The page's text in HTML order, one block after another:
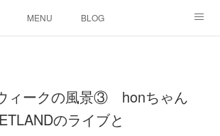
MENU BLOG
ィークの風景③ honちゃん
のライブと